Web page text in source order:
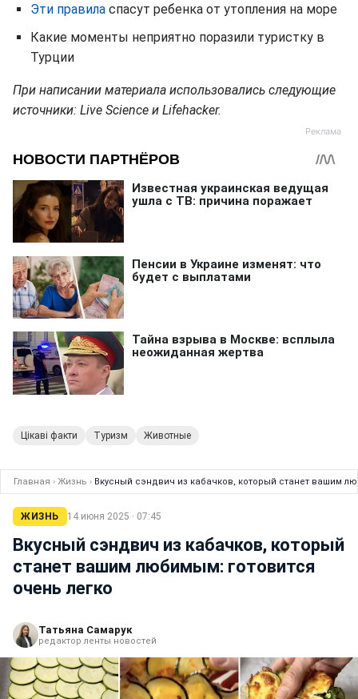
Эти правила спасут ребенка от утопления на море
Какие моменты неприятно поразили туристку в
Турции
При написании материала использовались следующие
источники: Live Science и Lifehacker.
Цікаві факти Туризм Животные
Главная › Жизнь › Вкусный сэндвич из кабачков, который станет вашим
ЖИЗНЬ 14 июня 2025 · 07:45
Вкусный сэндвич из кабачков, который
станет вашим любимым: готовится
очень легко
Татьяна Самарук
редактор ленты новостей